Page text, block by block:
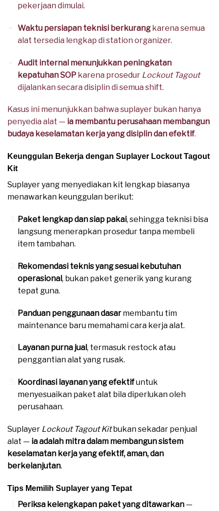
pekerjaan dimulai.
Waktu persiapan teknisi berkurangkarena semua
alat tersedia lengkap di station organizer.
Audit internal menunjukkan peningkatan
kepatuhan SOPkarena prosedur Lockout Tagout
dijalankan secara disiplin di semua shift.
Kasus ini menunjukkan bahwa suplayer bukan hanya
penyedia alat — ia membantu perusahaan membangun
budaya keselamatan kerja yang disiplin dan efektif.
Keunggulan Bekerja dengan Suplayer Lockout Tagout
Kit
Suplayer yang menyediakan kit lengkap biasanya
menawarkan keunggulan berikut:
Paket lengkap dan siap pakai, sehingga teknisi bisa
langsung menerapkan prosedur tanpa membeli
item tambahan.
Rekomendasi teknis yang sesuai kebutuhan
operasional, bukan paket generik yang kurang
tepat guna.
Panduan penggunaan dasarmembantu tim
maintenance baru memahami cara kerja alat.
Layanan purna jual, termasuk restock atau
penggantian alat yang rusak.
Koordinasi layanan yang efektifuntuk
menyesuaikan paket alat bila diperlukan oleh
perusahaan.
Suplayer Lockout Tagout Kitbukan sekadar penjual
alat — ia adalah mitra dalam membangun sistem
keselamatan kerja yang efektif, aman, dan
berkelanjutan.
Tips Memilih Suplayer yang Tepat
Periksa kelengkapan paket yang ditawarkan—